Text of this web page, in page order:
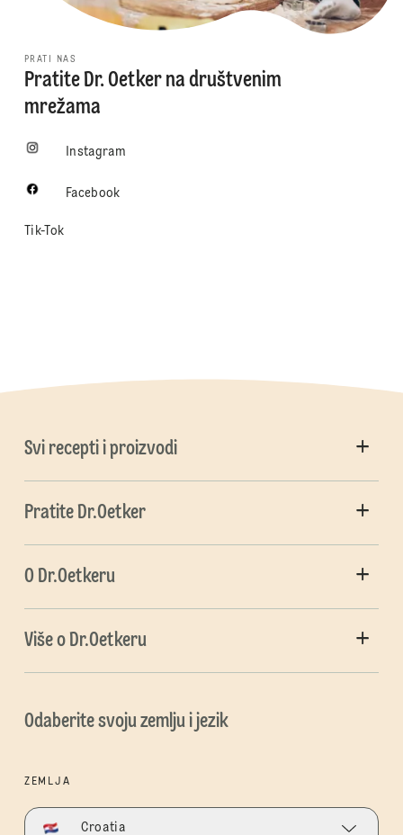
PRATI NAS
Pratite Dr. Oetker na društvenim
mrežama
Instagram
Facebook
Tik-Tok
Svi recepti i proizvodi
Pratite Dr.Oetker
O Dr.Oetkeru
Više o Dr.Oetkeru
Odaberite svoju zemlju i jezik
ZEMLJA
Croatia